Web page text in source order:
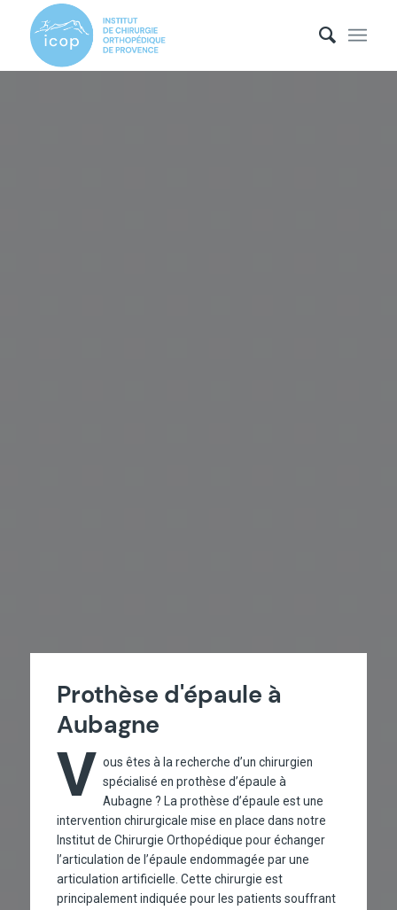
Prothèse d'épaule à
Aubagne
V ous êtes à la recherche d’un chirurgien
spécialisé en prothèse d’épaule à
Aubagne ? La prothèse d’épaule est une
intervention chirurgicale mise en place dans notre
Institut de Chirurgie Orthopédique pour échanger
l’articulation de l’épaule endommagée par une
articulation artificielle. Cette chirurgie est
principalement indiquée pour les patients souffrant